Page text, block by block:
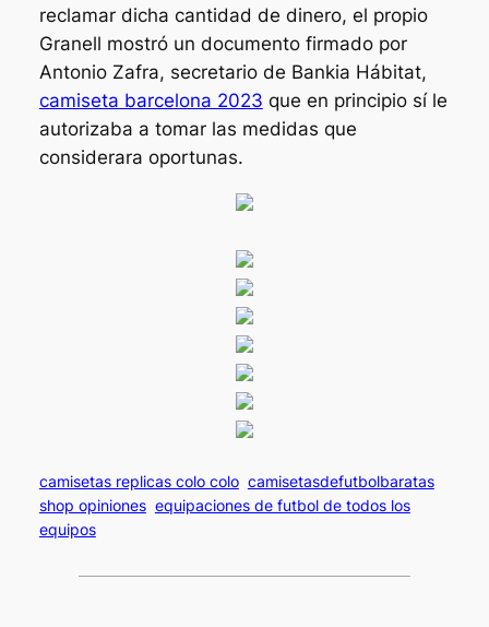
reclamar dicha cantidad de dinero, el propio
Granell mostró un documento firmado por
Antonio Zafra, secretario de Bankia Hábitat,
camiseta barcelona 2023 que en principio sí le
autorizaba a tomar las medidas que
considerara oportunas.
camisetas replicas colo colo camisetasdefutbolbaratas
shop opiniones equipaciones de futbol de todos los
equipos